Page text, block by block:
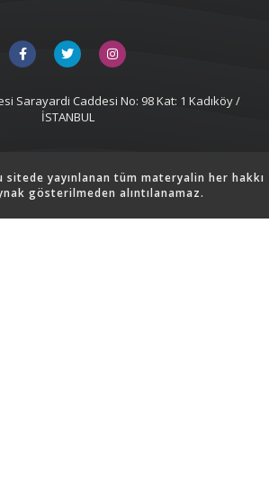
Sarayardi Caddesi No: 98 Kat: 1 Kadıköy /
İSTANBUL
yayınlanan tüm materyalin her hakkı
gösterilmeden alıntılanamaz.